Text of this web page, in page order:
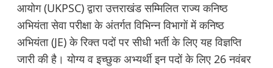
आयोग (UKPSC) द्वारा उत्तराखंड सम्मिलित राज्य कनिष्ठ
अभियंता सेवा परीक्षा के अंतर्गत विभिन्न विभागों में कनिष्ठ
अभियंता (JE) के रिक्त पदों पर सीधी भर्ती के लिए यह विज्ञप्ति
जारी की है। योग्य व इच्छुक अभ्यर्थी इन पदों के लिए 26 नवंबर